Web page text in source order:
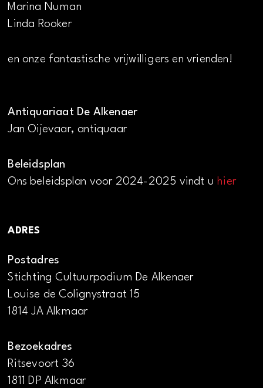
Marina Numan
Linda Rooker
en onze fantastische vrijwilligers en vrienden!
Antiquariaat De Alkenaer
Jan Oijevaar, antiquaar
Beleidsplan
Ons beleidsplan voor 2024-2025 vindt uhier
ADRES
Postadres
Stichting Cultuurpodium De Alkenaer
Louise de Colignystraat 15
1814 JA Alkmaar
Bezoekadres
Ritsevoort 36
1811 DP Alkmaar